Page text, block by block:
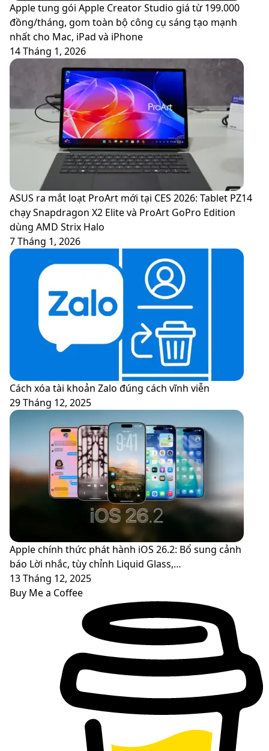
Apple tung gói Apple Creator Studio giá từ 199.000
đồng/tháng, gom toàn bộ công cụ sáng tạo mạnh
nhất cho Mac, iPad và iPhone
14 Tháng 1, 2026
ASUS ra mắt loạt ProArt mới tại CES 2026: Tablet PZ14
chạy Snapdragon X2 Elite và ProArt GoPro Edition
dùng AMD Strix Halo
7 Tháng 1, 2026
Cách xóa tài khoản Zalo đúng cách vĩnh viễn
29 Tháng 12, 2025
Apple chính thức phát hành iOS 26.2: Bổ sung cảnh
báo Lời nhắc, tùy chỉnh Liquid Glass,…
13 Tháng 12, 2025
Buy Me a Coffee